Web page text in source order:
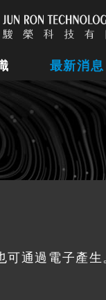
最新消息
通過電子產